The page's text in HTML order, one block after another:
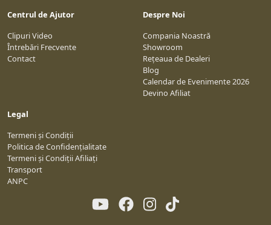
Centrul de Ajutor
Clipuri Video
Întrebări Frecvente
Contact
Despre Noi
Compania Noastră
Showroom
Rețeaua de Dealeri
Blog
Calendar de Evenimente 2026
Devino Afiliat
Legal
Termeni și Condiții
Politica de Confidențialitate
Termeni și Condiții Afiliați
Transport
ANPC